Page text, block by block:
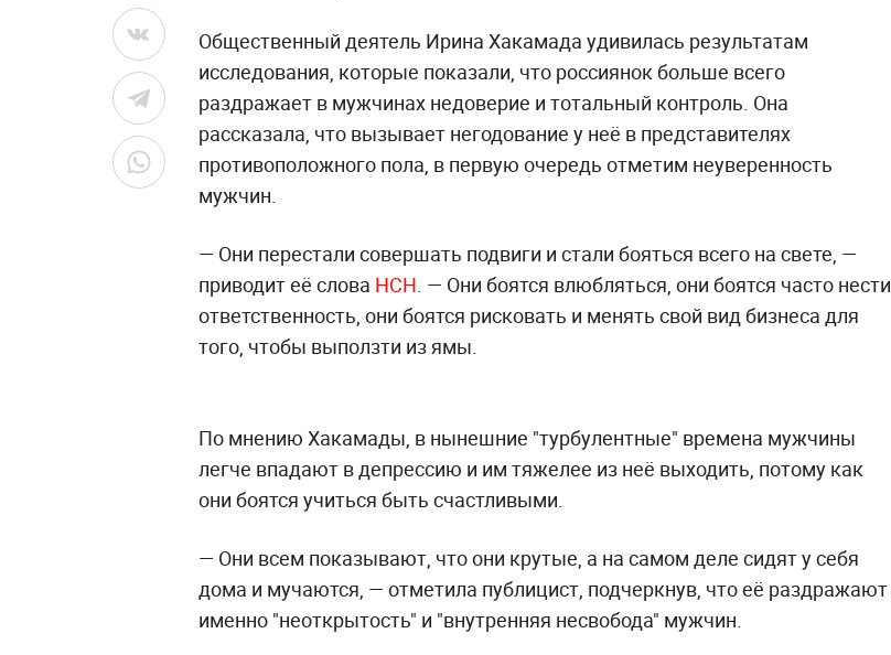
Общественный деятель Ирина Хакамада удивилась результатам
исследования, которые показали, что россиянок больше всего
раздражает в мужчинах недоверие и тотальный контроль. Она
рассказала, что вызывает негодование у неё в представителях
противоположного пола, в первую очередь отметим неуверенность
мужчин.
— Они перестали совершать подвиги и стали бояться всего на свете, —
приводит её слова НСН. — Они боятся влюбляться, они боятся часто нести
ответственность, они боятся рисковать и менять свой вид бизнеса для
того, чтобы выползти из ямы.
По мнению Хакамады, в нынешние "турбулентные" времена мужчины
легче впадают в депрессию и им тяжелее из неё выходить, потому как
они боятся учиться быть счастливыми.
— Они всем показывают, что они крутые, а на самом деле сидят у себя
дома и мучаются, — отметила публицист, подчеркнув, что её раздражают
именно "неоткрытость" и "внутренняя несвобода" мужчин.